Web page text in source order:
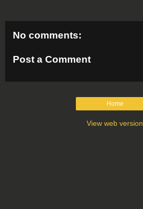
No comments:
Post a Comment
Home
View web version